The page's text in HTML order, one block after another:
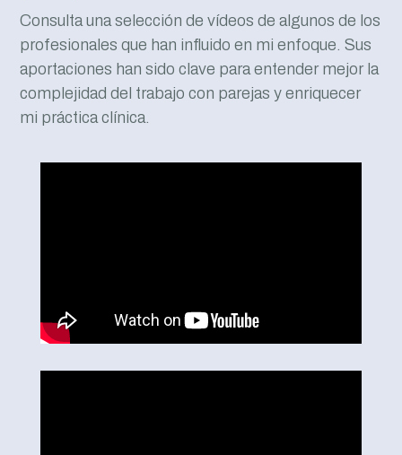
Consulta una selección de vídeos de algunos de los
profesionales que han influido en mi enfoque. Sus
aportaciones han sido clave para entender mejor la
complejidad del trabajo con parejas y enriquecer
mi práctica clínica.